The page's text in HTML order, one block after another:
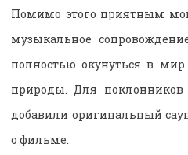
Помимо этого приятным
музыкальное
полностью окунуться в
природы. Для поклонников
добавили оригинальный
о фильме.